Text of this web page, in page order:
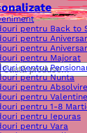
pentru Back to
pentru
pentru
pentru Majorat
pentru
pentru Nunta
pentru Absolvire
pentru
pentru 1-8
pentru Iepuras
pentru Vara